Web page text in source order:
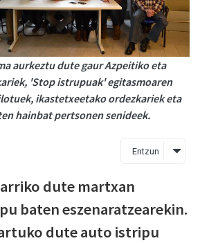
aurkeztu dute gaur Azpeitiko eta
'Stop istrupuak' egitasmoaren
ikastetxeetako ordezkariek eta
hainbat pertsonen senideek.
Entzun
dute martxan
bateneszenaratzearekin.
dute auto istripu